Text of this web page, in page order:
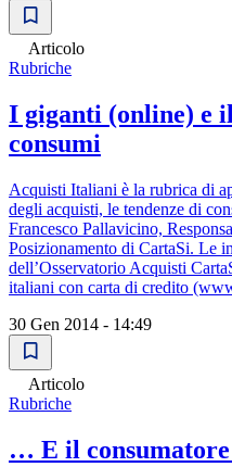
Articolo
Rubriche
I giganti (online) e
consumi
Acquisti Italiani è la rubrica di
degli acquisti, le tendenze di
Francesco Pallavicino,
Posizionamento di CartaSi. Le
dell’Osservatorio Acquisti
italiani con carta di credito
30 Gen 2014 - 14:49
Articolo
Rubriche
… E il